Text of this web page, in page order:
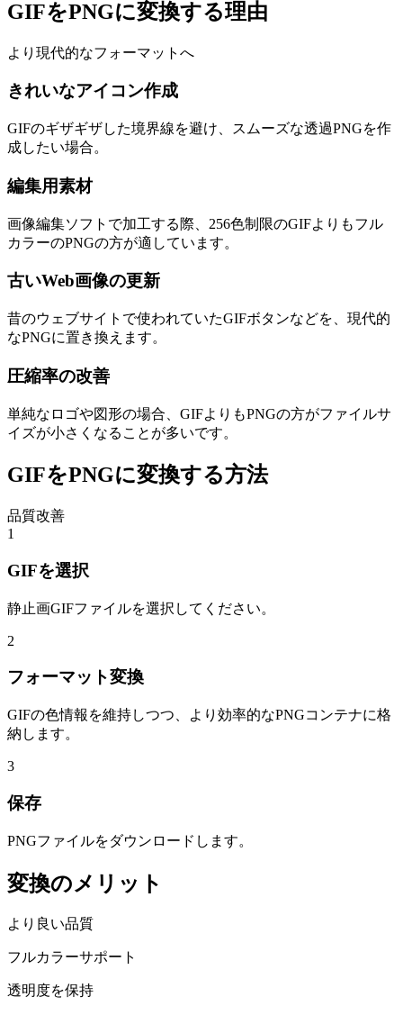
GIFをPNGに変換する理由
より現代的なフォーマットへ
きれいなアイコン作成
GIFのギザギザした境界線を避け、スムーズな透過PNGを作
成したい場合。
編集用素材
画像編集ソフトで加工する際、256色制限のGIFよりもフル
カラーのPNGの方が適しています。
古いWeb画像の更新
昔のウェブサイトで使われていたGIFボタンなどを、現代的
なPNGに置き換えます。
圧縮率の改善
単純なロゴや図形の場合、GIFよりもPNGの方がファイルサ
イズが小さくなることが多いです。
GIFをPNGに変換する方法
品質改善
1
GIFを選択
静止画GIFファイルを選択してください。
2
フォーマット変換
GIFの色情報を維持しつつ、より効率的なPNGコンテナに格
納します。
3
保存
PNGファイルをダウンロードします。
変換のメリット
より良い品質
フルカラーサポート
透明度を保持